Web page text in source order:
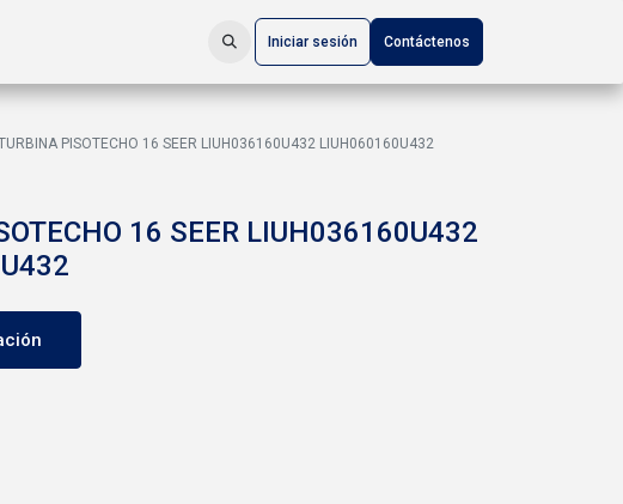
Iniciar sesión Contáctenos
PISOTECHO 16 SEER LIUH036160U432 LIUH060160U432
16 SEER LIUH036160U432